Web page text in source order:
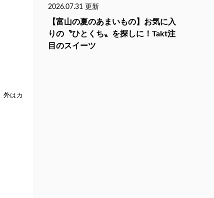
外はカ
2026.07.31 更新
【富山の夏のあまいもの】お気に入
りの〝ひとくち〟を探しに！Takt注
目のスイーツ